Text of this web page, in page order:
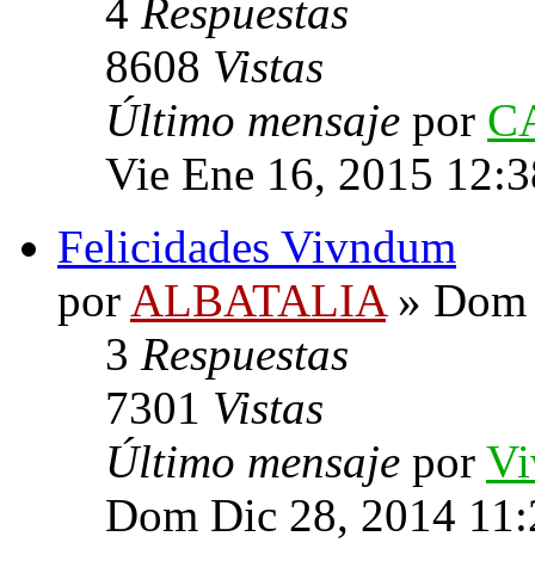
4 Respuestas
8608 Vistas
Último mensaje por
Vie Ene 16, 2015
Felicidades Vivndum
por ALBATALIA» Dom
3 Respuestas
7301 Vistas
Último mensaje por
Dom Dic 28, 2014